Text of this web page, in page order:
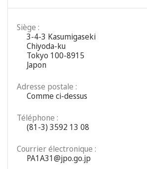
Siège :
3-4-3 Kasumigaseki
Chiyoda-ku
Tokyo 100-8915
Japon
Adresse postale :
Comme ci-dessus
Téléphone :
(81-3) 3592 13 08
Courrier électronique :
PA1A31@jpo.go.jp